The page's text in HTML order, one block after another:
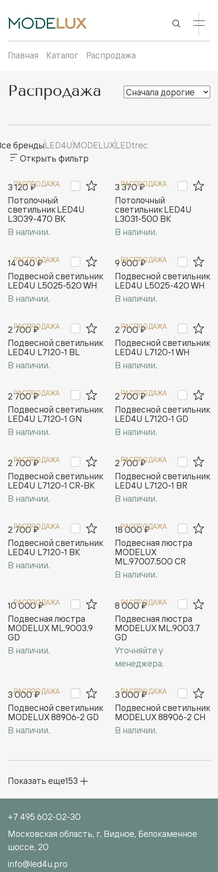
Главная Каталог Распродажа
Распродажа
брендыLED4UMODELUXLEDtrec
Открыть фильтр
РАСПРОДАЖА
3 120 ₽
Потолочный
светильник LED4U
L3039-470 BK
В наличии.
РАСПРОДАЖА
3 370 ₽
Потолочный
светильник LED4U
L3031-500 BK
В наличии.
РАСПРОДАЖА
14 040 ₽
Подвесной светильник
LED4U L5025-520 WH
В наличии.
РАСПРОДАЖА
9 600 ₽
Подвесной светильник
LED4U L5025-420 WH
В наличии.
РАСПРОДАЖА
2 700 ₽
Подвесной светильник
LED4U L7120-1 BL
В наличии.
РАСПРОДАЖА
2 700 ₽
Подвесной светильник
LED4U L7120-1 WH
В наличии.
РАСПРОДАЖА
2 700 ₽
Подвесной светильник
LED4U L7120-1 GN
В наличии.
РАСПРОДАЖА
2 700 ₽
Подвесной светильник
LED4U L7120-1 GD
В наличии.
РАСПРОДАЖА
2 700 ₽
Подвесной светильник
LED4U L7120-1 СR-BK
В наличии.
РАСПРОДАЖА
2 700 ₽
Подвесной светильник
LED4U L7120-1 BR
В наличии.
РАСПРОДАЖА
2 700 ₽
Подвесной светильник
LED4U L7120-1 BK
В наличии.
РАСПРОДАЖА
18 000 ₽
Подвесная люстра
MODELUX
ML.97007.500 CR
В наличии.
РАСПРОДАЖА
10 000 ₽
Подвесная люстра
MODELUX ML.9003.9
GD
В наличии.
РАСПРОДАЖА
8 000 ₽
Подвесная люстра
MODELUX ML.9003.7
GD
Уточняйте у
менеджера.
РАСПРОДАЖА
3 000 ₽
Подвесной светильник
MODELUX 88906-2 GD
В наличии.
РАСПРОДАЖА
3 000 ₽
Подвесной cветильник
MODELUX 88906-2 CH
В наличии.
Показать еще153
+7 495 602-02-30
Московская область, г. Видное, Белокаменное
шоссе, 20
info@led4u.pro